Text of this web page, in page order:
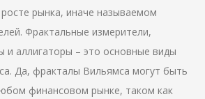
рынка, иначе называемом
Фрактальные измерители,
и аллигаторы – это основные виды
Да, фракталы Вильямса могут быть
финансовом рынке, таком как